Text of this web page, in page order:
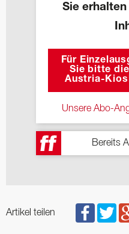
Sie
Für
Sie bitte
Austria-
Unsere Abo-
Bereits
Artikel teilen